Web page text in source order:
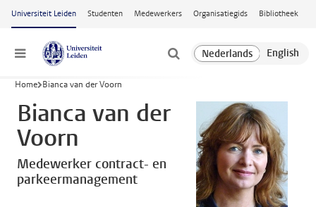
Ga naar hoofdinhoud
Universiteit Leiden Studenten Medewerkers Organisatiegids Bibliotheek
Menu
Home Bianca van der Voorn
Bianca van der
Voorn
Medewerker contract- en
parkeermanagement